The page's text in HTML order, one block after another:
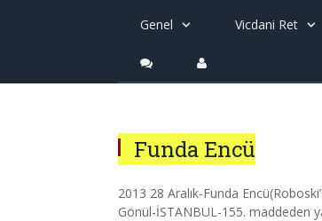
Genel Vicdani Ret
Funda Encü
2013 28 Aralık-Funda
Gönül-İSTANBUL-155. maddeden